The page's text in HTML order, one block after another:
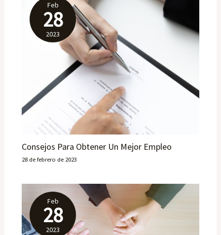
Feb
28
2023
Consejos Para Obtener Un Mejor Empleo
28 de febrero de 2023
Feb
28
2023